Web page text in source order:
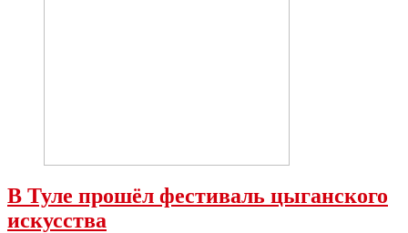
В Туле прошёл фестиваль цыганского
искусства